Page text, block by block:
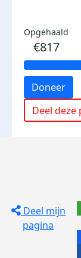
Opgehaald
€817
Doneer
Deel deze
Deel mijn
pagina